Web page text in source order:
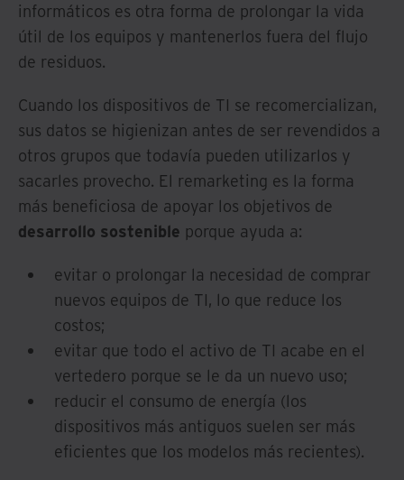
informáticos es otra forma de prolongar la vida
útil de los equipos y mantenerlos fuera del flujo
de residuos.
Cuando los dispositivos de TI se recomercializan,
sus datos se higienizan antes de ser revendidos a
otros grupos que todavía pueden utilizarlos y
sacarles provecho. El remarketing es la forma
más beneficiosa de apoyar los objetivos de
desarrollo sostenible porque ayuda a:
evitar o prolongar la necesidad de comprar
nuevos equipos de TI, lo que reduce los
costos;
evitar que todo el activo de TI acabe en el
vertedero porque se le da un nuevo uso;
reducir el consumo de energía (los
dispositivos más antiguos suelen ser más
eficientes que los modelos más recientes).